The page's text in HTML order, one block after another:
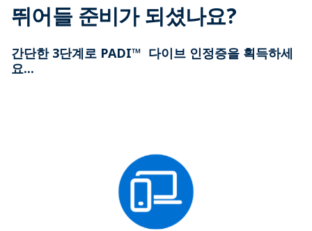
뛰어들 준비가 되셨나요?
간단한 3단계로 PADI™ 다이브 인정증을 획득하세
요...